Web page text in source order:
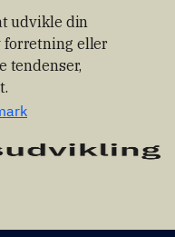
udvikle din
forretning eller
tendenser,